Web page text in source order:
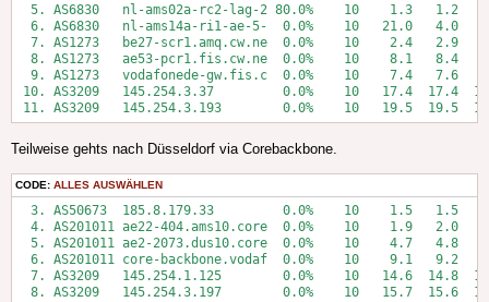
5. AS6830   nl-ams02a-rc2-lag-2 80.0%    10    1.3   1.2
6. AS6830   nl-ams14a-ri1-ae-5-  0.0%    10   21.0   4.0
7. AS1273   be27-scr1.amq.cw.ne  0.0%    10    2.4   2.9
8. AS1273   ae53-pcr1.fis.cw.ne  0.0%    10    8.1   8.4
9. AS1273   vodafonede-gw.fis.c  0.0%    10    7.4   7.6
10. AS3209   145.254.3.37         0.0%    10   17.4  17.4
11. AS3209   145.254.3.193        0.0%    10   19.5  19.5
Teilweise gehts nach Düsseldorf via Corebackbone.
CODE: ALLES AUSWÄHLEN
3. AS50673  185.8.179.33         0.0%    10    1.5   1.5
4. AS201011 ae22-404.ams10.core  0.0%    10    1.9   2.0
5. AS201011 ae2-2073.dus10.core  0.0%    10    4.7   4.8
6. AS201011 core-backbone.vodaf  0.0%    10    9.1   9.2
7. AS3209   145.254.1.125        0.0%    10   14.6  14.8
8. AS3209   145.254.3.197        0.0%    10   15.7  15.6